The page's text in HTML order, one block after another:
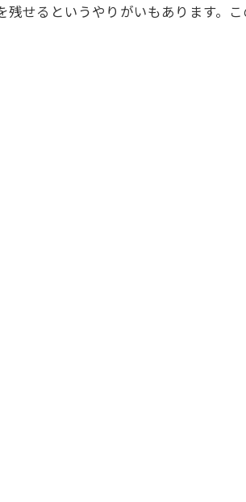
残せるというやりがいもあります。